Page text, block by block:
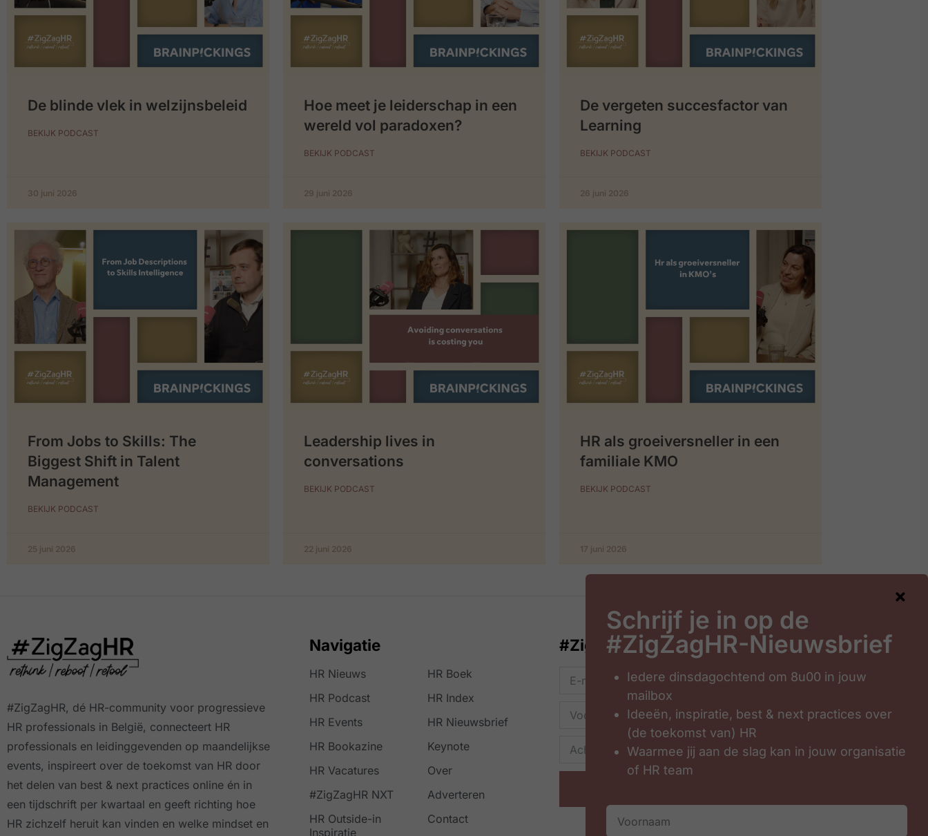
De blinde vlek in welzijnsbeleid
BEKIJK PODCAST
30 juni 2026
Hoe meet je leiderschap in een
wereld vol paradoxen?
BEKIJK PODCAST
29 juni 2026
De vergeten succesfactor van
Learning
BEKIJK PODCAST
26 juni 2026
From Jobs to Skills: The
Biggest Shift in Talent
Management
BEKIJK PODCAST
25 juni 2026
Leadership lives in
conversations
BEKIJK PODCAST
22 juni 2026
HR als groeiversneller in een
familiale KMO
BEKIJK PODCAST
17 juni 2026
#ZigZagHR, dé HR-community voor progressieve
HR professionals in België, connecteert HR
professionals en leidinggevenden op maandelijkse
events, inspireert over de toekomst van HR door
het delen van best & next practices online én in
een tijdschrift per kwartaal en geeft richting hoe
HR zichzelf heruit kan vinden en welke mindset en
Navigatie
HR Nieuws
HR Podcast
HR Events
HR Bookazine
HR Vacatures
#ZigZagHR NXT
HR Outside-in
Inspiratie
HR Boek
HR Index
HR Nieuwsbrief
Keynote
Over
Adverteren
Contact
#ZigZagHR-Nieuwsbrief
Schrijf je in op de
#ZigZagHR-Nieuwsbrief
Iedere dinsdagochtend om 8u00 in jouw
mailbox
Ideeën, inspiratie, best & next practices over
(de toekomst van) HR
Waarmee jij aan de slag kan in jouw organisatie
of HR team